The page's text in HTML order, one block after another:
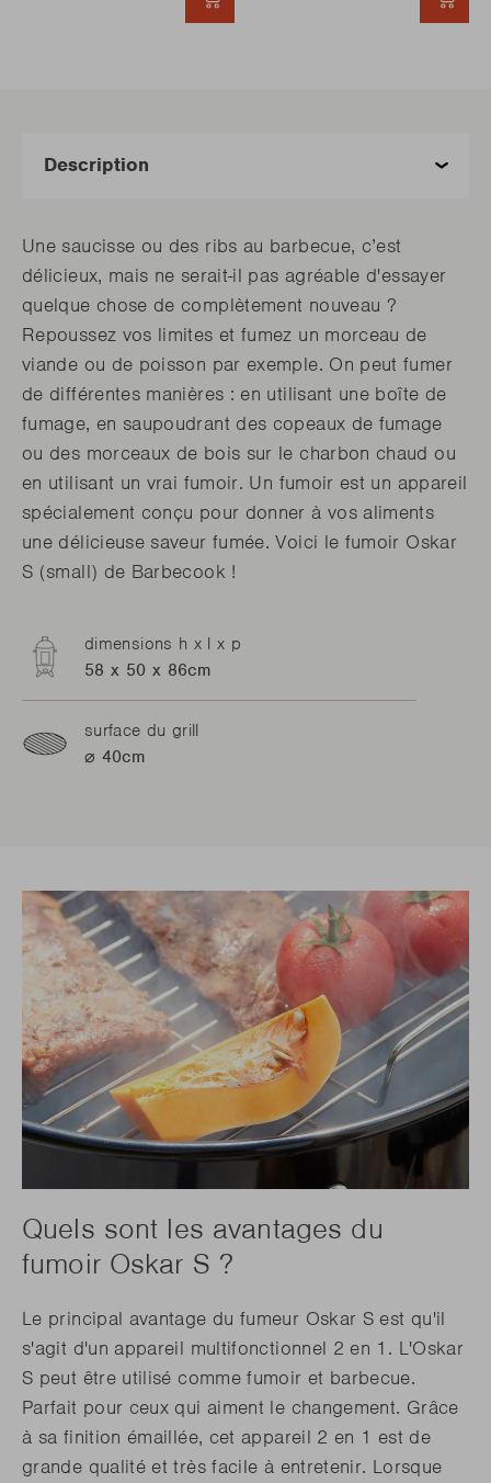
Une saucisse ou des ribs au barbecue, c’est
délicieux, mais ne serait-il pas agréable d'essayer
quelque chose de complètement nouveau ?
Repoussez vos limites et fumez un morceau de
viande ou de poisson par exemple. On peut fumer
de différentes manières : en utilisant une boîte de
fumage, en saupoudrant des copeaux de fumage
ou des morceaux de bois sur le charbon chaud ou
en utilisant un vrai fumoir. Un fumoir est un appareil
spécialement conçu pour donner à vos aliments
une délicieuse saveur fumée. Voici le fumoir Oskar
S (small) de Barbecook !
dimensions h x l x p
58 x 50 x 86cm
surface du grill
⌀ 40cm
Quels sont les avantages du
fumoir Oskar S ?
Le principal avantage du fumeur Oskar S est qu'il
s'agit d'un appareil multifonctionnel 2 en 1. L'Oskar
S peut être utilisé comme fumoir et barbecue.
Parfait pour ceux qui aiment le changement. Grâce
à sa finition émaillée, cet appareil 2 en 1 est de
grande qualité et très facile à entretenir. Lorsque